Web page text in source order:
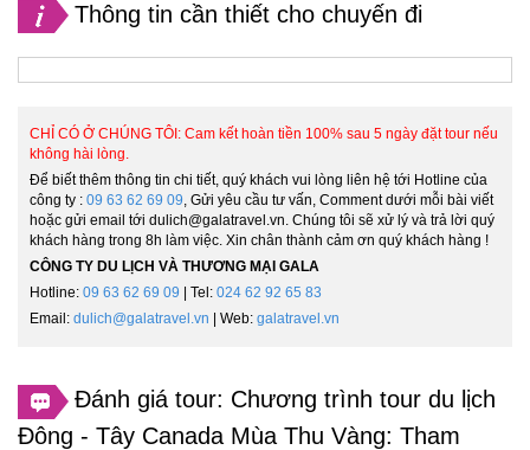
Thông tin cần thiết cho chuyến đi
CHỈ CÓ Ở CHÚNG TÔI: Cam kết hoàn tiền 100% sau 5 ngày đặt tour nếu
không hài lòng.
Để biết thêm thông tin chi tiết, quý khách vui lòng liên hệ tới Hotline của
công ty : 09 63 62 69 09, Gửi yêu cầu tư vấn, Comment dưới mỗi bài viết
hoặc gửi email tới dulich@galatravel.vn. Chúng tôi sẽ xử lý và trả lời quý
khách hàng trong 8h làm việc. Xin chân thành cảm ơn quý khách hàng !
CÔNG TY DU LỊCH VÀ THƯƠNG MẠI GALA
Hotline: 09 63 62 69 09 | Tel: 024 62 92 65 83
Email: dulich@galatravel.vn | Web: galatravel.vn
Đánh giá tour: Chương trình tour du lịch
Đông - Tây Canada Mùa Thu Vàng: Tham